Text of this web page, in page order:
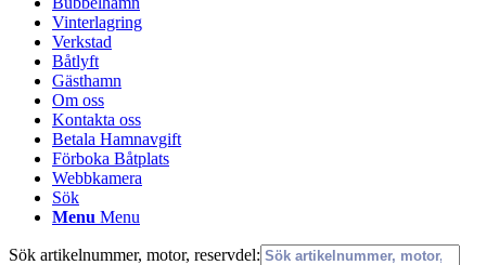
Vinterlagring
Verkstad
Båtlyft
Gästhamn
Om oss
Kontakta oss
Betala Hamnavgift
Förboka Båtplats
Webbkamera
Sök
Menu Menu
Sök artikelnummer, motor, reservdel: